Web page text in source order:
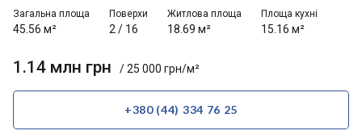
Загальна площа
45.56 м²
Поверхи
2 / 16
Житлова площа
18.69 м²
Площа кухні
15.16 м²
1.14 млн грн / 25 000 грн/м²
+380 (44) 334 76 25